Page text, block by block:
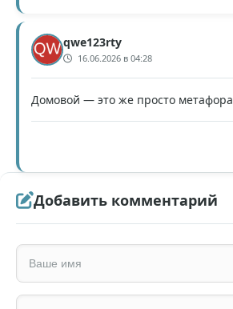
qwe123rty
16.06.2026 в 04:28
Домовой — это же просто метафора
Добавить комментарий